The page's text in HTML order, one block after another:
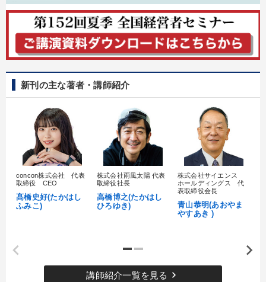
新刊の主な著者・講師紹介
concon株式会社 代表
取締役 CEO
髙橋史好(たかはし
ふみこ)
株式会社雨風太陽 代表
取締役社長
高橋博之(たかはし
ひろゆき)
株式会社サイエンス
ホールディングス 代
表取締役会長
青山恭明(あおやま
やすあき )
講師紹介一覧を見る keyboard_arrow_right